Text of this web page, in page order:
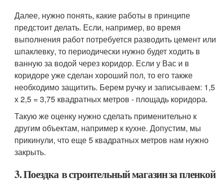
Далее, нужно понять, какие работы в принципе
предстоит делать. Если, например, во время
выполнения работ потребуется разводить цемент или
шпаклевку, то периодически нужно будет ходить в
ванную за водой через коридор. Если у Вас и в
коридоре уже сделан хороший пол, то его также
необходимо защитить. Берем ручку и записываем: 1,5
х 2,5 = 3,75 квадратных метров - площадь коридора.
Такую же оценку нужно сделать применительно к
другим объектам, например к кухне. Допустим, мы
прикинули, что еще 5 квадратных метров нам нужно
закрыть.
3. Поездка в строительный магазин за пленкой